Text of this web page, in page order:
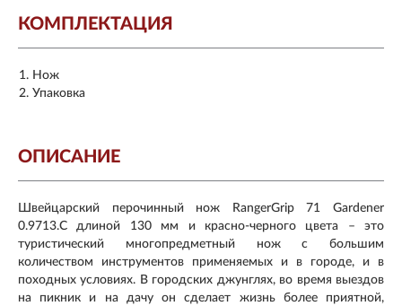
КОМПЛЕКТАЦИЯ
Нож
Упаковка
ОПИСАНИЕ
Швейцарский перочинный нож RangerGrip 71 Gardener
0.9713.C длиной 130 мм и красно-черного цвета – это
туристический многопредметный нож с большим
количеством инструментов применяемых и в городе, и в
походных условиях. В городских джунглях, во время выездов
на пикник и на дачу он сделает жизнь более приятной,